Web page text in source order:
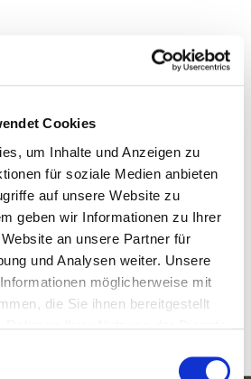
Cookies
um Inhalte und Anzeigen zu
für soziale Medien anbieten
auf unsere Website zu
geben wir Informationen zu Ihrer
an unsere Partner für
und Analysen weiter. Unsere
möglicherweise mit
die Sie ihnen bereitgestellt
Wild Ale
wild ale co-fermented with
with Matthias Gaul